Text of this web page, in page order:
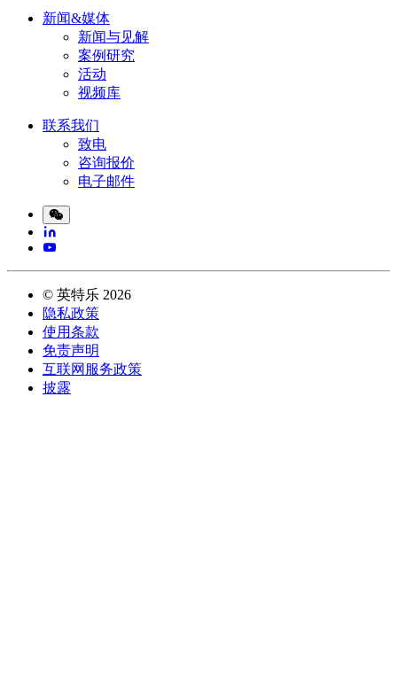
新闻&媒体
新闻与见解
案例研究
活动
视频库
联系我们
致电
咨询报价
电子邮件
© 英特乐 2026
隐私政策
使用条款
免责声明
互联网服务政策
披露